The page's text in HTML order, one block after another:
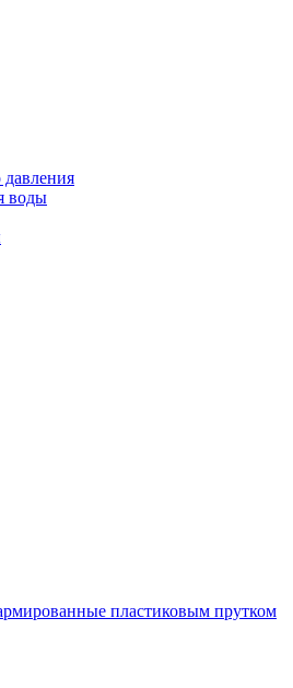
воды
пластиковым прутком